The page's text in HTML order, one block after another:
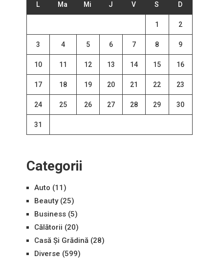
L Ma Mi J V S D
1 2
3 4 5 6 7 8 9
10 11 12 13 14 15 16
17 18 19 20 21 22 23
24 25 26 27 28 29 30
31
Categorii
Auto (11)
Beauty(25)
Business(5)
Călătorii (20)
Casă Și Grădină(28)
Diverse (599)